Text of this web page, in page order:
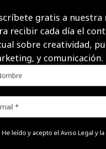
gratis a
recibir cada día el
sobre creatividad,
y comunicación.
He leído y acepto el Aviso Legal y